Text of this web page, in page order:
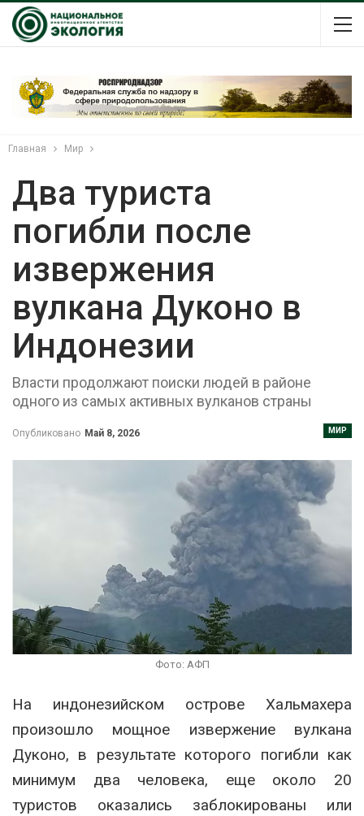
Главная Мир
Два туриста
погибли после
извержения
вулкана Дуконо в
Индонезии
Власти продолжают поиски людей в районе
одного из самых активных вулканов страны
МИР
Опубликовано Май 8, 2026
Фото: АФП
На индонезийском острове Хальмахера
произошло мощное извержение вулкана
Дуконо, в результате которого погибли как
минимум два человека, еще около 20
туристов оказались заблокированы или